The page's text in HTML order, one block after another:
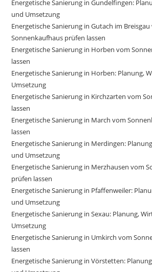
Energetische Sanierung in Gundelfingen:
und Umsetzung
Energetische Sanierung in Gutach im
Sonnenkaufhaus prüfen lassen
Energetische Sanierung in Horben vom
lassen
Energetische Sanierung in Horben: Planung,
Umsetzung
Energetische Sanierung in Kirchzarten vom
lassen
Energetische Sanierung in March vom
lassen
Energetische Sanierung in Merdingen:
und Umsetzung
Energetische Sanierung in Merzhausen vom
prüfen lassen
Energetische Sanierung in Pfaffenweiler:
und Umsetzung
Energetische Sanierung in Sexau: Planung,
Umsetzung
Energetische Sanierung in Umkirch vom
lassen
Energetische Sanierung in Vörstetten: